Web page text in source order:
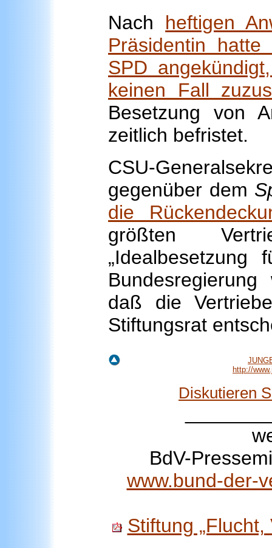
Nach heftigen
Präsidentin
SPD
keinen Fall
Besetzung von
zeitlich befristet.
CSU-
gegenüber dem
die
größten
daß die
Stiftungsrat
http://
Diskutieren
BdV-
www.bund-der-
Stiftung